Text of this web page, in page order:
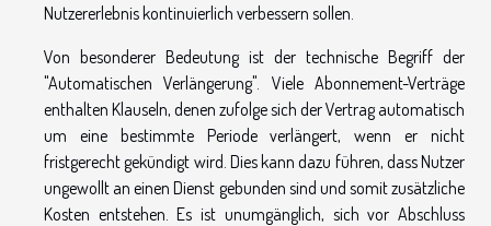
Nutzererlebnis kontinuierlich verbessern sollen.
Von besonderer Bedeutung ist der technische Begriff der
"Automatischen Verlängerung". Viele Abonnement-Verträge
enthalten Klauseln, denen zufolge sich der Vertrag automatisch
um eine bestimmte Periode verlängert, wenn er nicht
fristgerecht gekündigt wird. Dies kann dazu führen, dass Nutzer
ungewollt an einen Dienst gebunden sind und somit zusätzliche
Kosten entstehen. Es ist unumgänglich, sich vor Abschluss